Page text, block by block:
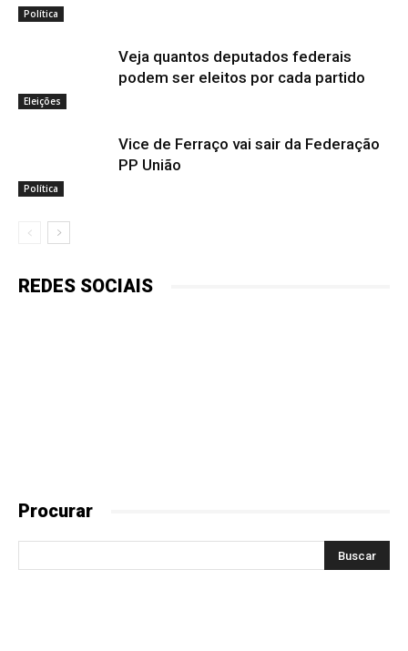
Política
Eleições
Veja quantos deputados federais
podem ser eleitos por cada partido
Política
Vice de Ferraço vai sair da Federação
PP União
REDES SOCIAIS
Procurar